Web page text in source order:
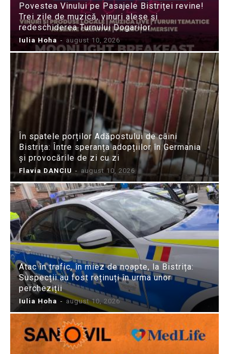
Povestea Vinului pe Pasajele Bistriței revine!
Trei zile de muzică, vinuri alese și
redeschiderea Turnului Dogarilor
Iulia Hoha - august 10, 2026
În spatele porților Adăpostului de câini
Bistrița: Între speranța adopțiilor în Germania
și provocările de zi cu zi
Flavia DANCIU - august 10, 2026
Atac în trafic, în miez de noapte, la Bistrița:
Suspecții au fost reținuți în urma unor
percheziții
Iulia Hoha - august 10, 2026